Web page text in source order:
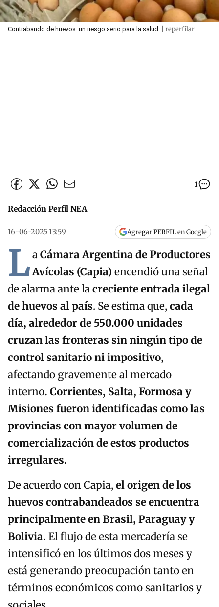
Contrabando de huevos: un riesgo serio para la salud. | reperfilar
1
Redacción Perfil NEA
16-06-2025 13:59 Agregar PERFIL en Google
LaCámara Argentina de Productores
Avícolas (Capia) encendió una señal
de alarma ante lacreciente entrada ilegal
de huevos al país. Se estima que,cada
día, alrededor de 550.000 unidades
cruzan las fronteras sin ningún tipo de
control sanitario ni impositivo,
afectando gravemente al mercado
interno. Corrientes, Salta, Formosa y
Misiones fueron identificadas como las
provincias con mayor volumen de
comercialización de estos productos
irregulares.
De acuerdo con Capia,el origen de los
huevos contrabandeados se encuentra
principalmente en Brasil, Paraguay y
Bolivia. El flujo de esta mercadería se
intensificó en los últimos dos meses y
está generando preocupación tanto en
términos económicos como sanitarios y